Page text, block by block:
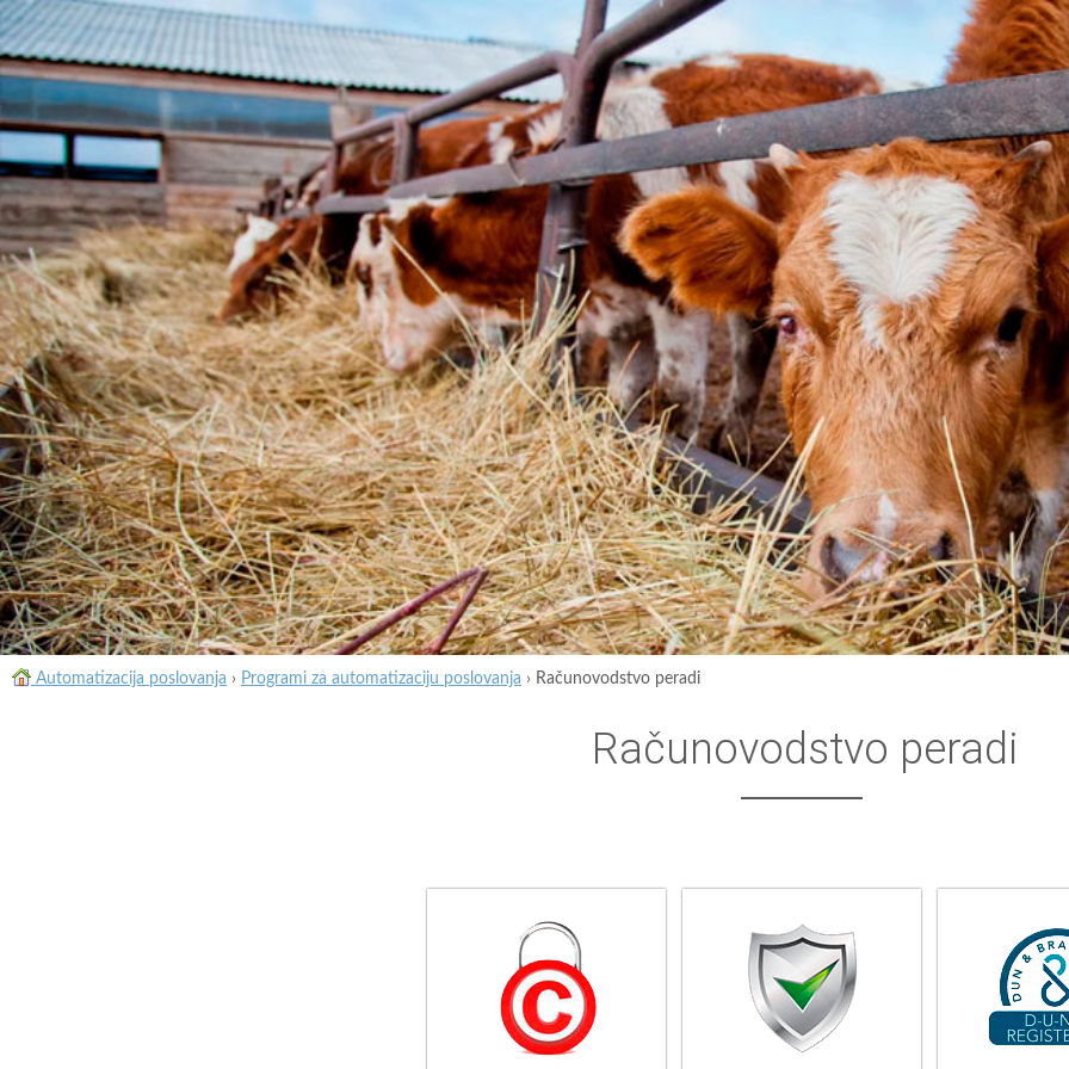
Automatizacija poslovanja › Programi za automatizaciju poslovanja › Računovodstvo peradi
Računovodstvo peradi